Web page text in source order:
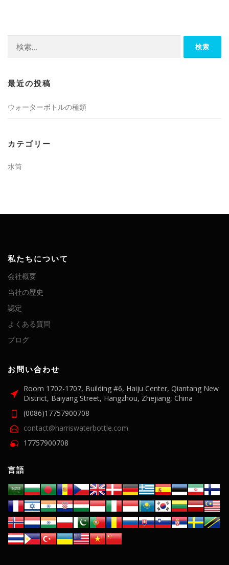
最近の投稿
ウォーターボトルの種類
カテゴリー
水筒
私たちについて
会社概要
当社の歴史
認定
よくある質問
ブログ
お問い合わせ
Room 1702-1707, Building #6, Haiju Center, Qiantang New
District, Baiyang Street, Hangzhou, Zhejiang, China
(0086)17757900708
contact@harriswaterbottle.com
17757900708
言語